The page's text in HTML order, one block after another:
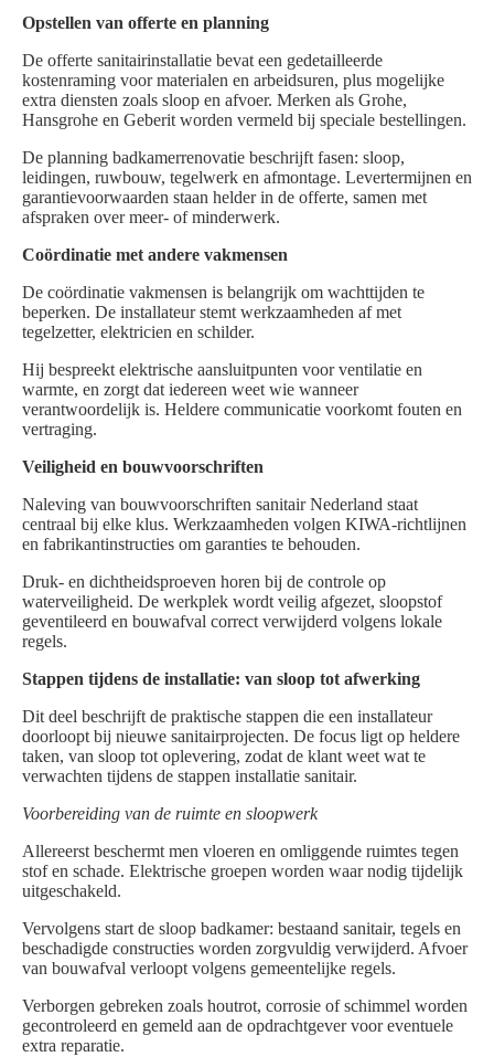
Opstellen van offerte en planning
De offerte sanitairinstallatie bevat een gedetailleerde
kostenraming voor materialen en arbeidsuren, plus mogelijke
extra diensten zoals sloop en afvoer. Merken als Grohe,
Hansgrohe en Geberit worden vermeld bij speciale bestellingen.
De planning badkamerrenovatie beschrijft fasen: sloop,
leidingen, ruwbouw, tegelwerk en afmontage. Levertermijnen en
garantievoorwaarden staan helder in de offerte, samen met
afspraken over meer- of minderwerk.
Coördinatie met andere vakmensen
De coördinatie vakmensen is belangrijk om wachttijden te
beperken. De installateur stemt werkzaamheden af met
tegelzetter, elektricien en schilder.
Hij bespreekt elektrische aansluitpunten voor ventilatie en
warmte, en zorgt dat iedereen weet wie wanneer
verantwoordelijk is. Heldere communicatie voorkomt fouten en
vertraging.
Veiligheid en bouwvoorschriften
Naleving van bouwvoorschriften sanitair Nederland staat
centraal bij elke klus. Werkzaamheden volgen KIWA-richtlijnen
en fabrikantinstructies om garanties te behouden.
Druk- en dichtheidsproeven horen bij de controle op
waterveiligheid. De werkplek wordt veilig afgezet, sloopstof
geventileerd en bouwafval correct verwijderd volgens lokale
regels.
Stappen tijdens de installatie: van sloop tot afwerking
Dit deel beschrijft de praktische stappen die een installateur
doorloopt bij nieuwe sanitairprojecten. De focus ligt op heldere
taken, van sloop tot oplevering, zodat de klant weet wat te
verwachten tijdens de stappen installatie sanitair.
Voorbereiding van de ruimte en sloopwerk
Allereerst beschermt men vloeren en omliggende ruimtes tegen
stof en schade. Elektrische groepen worden waar nodig tijdelijk
uitgeschakeld.
Vervolgens start de sloop badkamer: bestaand sanitair, tegels en
beschadigde constructies worden zorgvuldig verwijderd. Afvoer
van bouwafval verloopt volgens gemeentelijke regels.
Verborgen gebreken zoals houtrot, corrosie of schimmel worden
gecontroleerd en gemeld aan de opdrachtgever voor eventuele
extra reparatie.